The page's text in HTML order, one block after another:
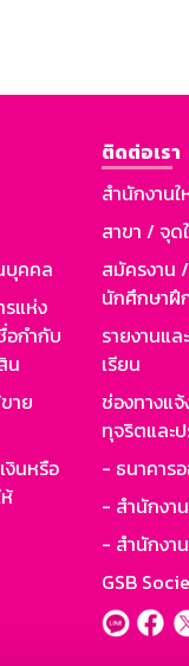
บุคคล
แห่ง
อกำกับ
น
าย
งินหรือ
ติดต่อเรา
สำนักงาน
สาขา / จุด
สมัครงาน
นักศึกษาฝึ
รายงานแล
เรียน
ช่องทางแจ้
ทุจริตและ
- ธนาคาร
- สำนักงา
- สำนักงา
GSB